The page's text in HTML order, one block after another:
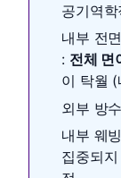
공기역
내부 전
: 전체 면
이 탁월 (
외부 방
내부 웨
집중되